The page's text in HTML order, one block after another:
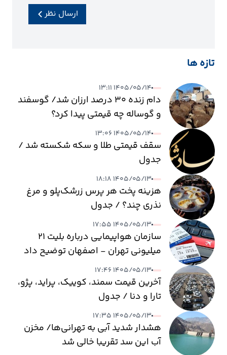
ارسال نظر
تازه ها
۱۴۰۵/۰۵/۱۴ ۱۳:۱۱
دام زنده ۳۰ درصد ارزان شد/ گوسفند
و گوساله چه قیمتی پیدا کرد؟
۱۴۰۵/۰۵/۱۴ ۱۳:۰۶
سقف قیمتی طلا و سکه شکسته شد /
جدول
۱۴۰۵/۰۵/۱۳ ۱۸:۱۸
هزینه پخت هر پرس زرشک‌پلو و مرغ
نذری چند؟ / جدول
۱۴۰۵/۰۵/۱۳ ۱۷:۵۵
سازمان هواپیمایی درباره بلیت ۲۱
میلیونی تهران - اصفهان توضیح داد
۱۴۰۵/۰۵/۱۳ ۱۷:۴۶
آخرین قیمت سمند، کوییک، پراید، پژو،
تارا و دنا / جدول
۱۴۰۵/۰۵/۱۳ ۱۷:۳۵
هشدار شدید آبی به تهرانی‌ها/ مخزن
آب این سد تقریبا خالی شد